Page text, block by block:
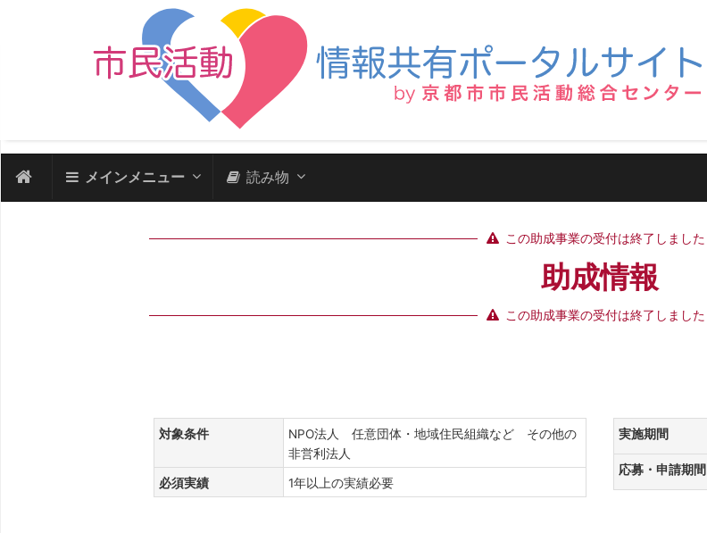
メインメニュー 読み物
この助成事業の受付は終了しました
助成情報
この助成事業の受付は終了しました
対象条件
NPO法人 任意団体・地域住民組織など その他の
非営利法人
必須実績 1年以上の実績必要
実施期間
応募・申請期間